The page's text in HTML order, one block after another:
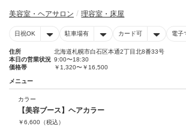
美容室・ヘアサロン 理容室・床屋
日祝OK 駐車場有 カード可 電子
住所
北海道札幌市白石区本通2丁目北8番33号
本日の営業状況 9:00〜18:30
価格帯
￥1,320〜￥16,500
メニュー
カラー
【美容ブース】ヘアカラー
￥6,600 （税込）